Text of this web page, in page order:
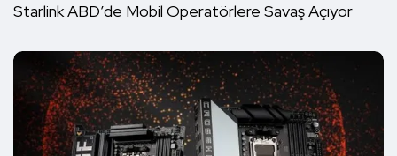
Starlink ABD’de Mobil Operatörlere Savaş Açıyor